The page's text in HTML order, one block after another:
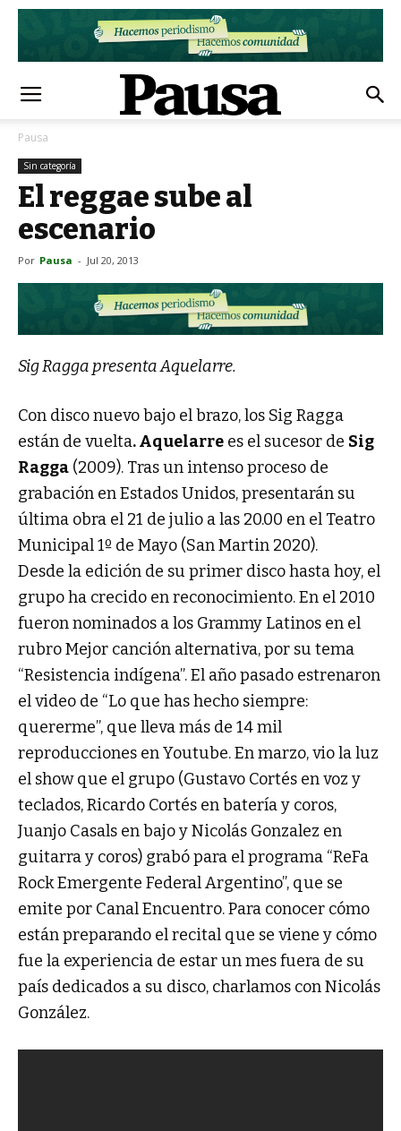
Pausa
Sin categoría
El reggae sube al
escenario
Por Pausa - Jul 20, 2013
Sig Ragga presenta Aquelarre.
Con disco nuevo bajo el brazo, los Sig Ragga
están de vuelta. Aquelarre es el sucesor de Sig
Ragga (2009). Tras un intenso proceso de
grabación en Estados Unidos, presentarán su
última obra el 21 de julio a las 20.00 en el Teatro
Municipal 1º de Mayo (San Martin 2020).
Desde la edición de su primer disco hasta hoy, el
grupo ha crecido en reconocimiento. En el 2010
fueron nominados a los Grammy Latinos en el
rubro Mejor canción alternativa, por su tema
“Resistencia indígena”. El año pasado estrenaron
el video de “Lo que has hecho siempre:
quererme”, que lleva más de 14 mil
reproducciones en Youtube. En marzo, vio la luz
el show que el grupo (Gustavo Cortés en voz y
teclados, Ricardo Cortés en batería y coros,
Juanjo Casals en bajo y Nicolás Gonzalez en
guitarra y coros) grabó para el programa “ReFa
Rock Emergente Federal Argentino”, que se
emite por Canal Encuentro. Para conocer cómo
están preparando el recital que se viene y cómo
fue la experiencia de estar un mes fuera de su
país dedicados a su disco, charlamos con Nicolás
González.